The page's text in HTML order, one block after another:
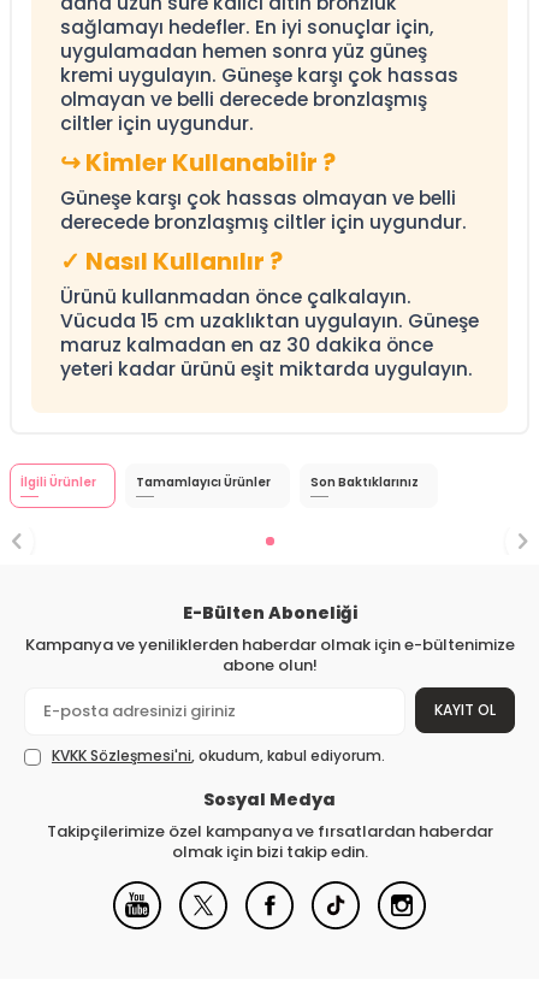
sağlamayı hedefler. En iyi sonuçlar için,
uygulamadan hemen sonra yüz güneş
kremi uygulayın. Güneşe karşı çok hassas
olmayan ve belli derecede bronzlaşmış
ciltler için uygundur.
↪Kimler Kullanabilir ?
Güneşe karşı çok hassas olmayan ve belli
derecede bronzlaşmış ciltler için uygundur.
✓ Nasıl Kullanılır ?
Ürünü kullanmadan önce çalkalayın.
Vücuda 15 cm uzaklıktan uygulayın. Güneşe
maruz kalmadan en az 30 dakika önce
yeteri kadar ürünü eşit miktarda uygulayın.
İlgili Ürünler Tamamlayıcı Ürünler Son Baktıklarınız
E-Bülten Aboneliği
Kampanya ve yeniliklerden haberdar olmak için e-bültenimize
abone olun!
KAYIT OL
KVKK Sözleşmesi'ni, okudum, kabul ediyorum.
Sosyal Medya
Takipçilerimize özel kampanya ve fırsatlardan haberdar
olmak için bizi takip edin.